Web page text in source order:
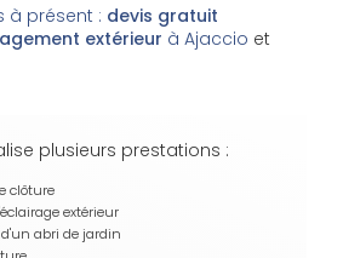
à présent : devis gratuit
extérieur à Ajaccio et
plusieurs prestations :
clôture
extérieur
abri de jardin